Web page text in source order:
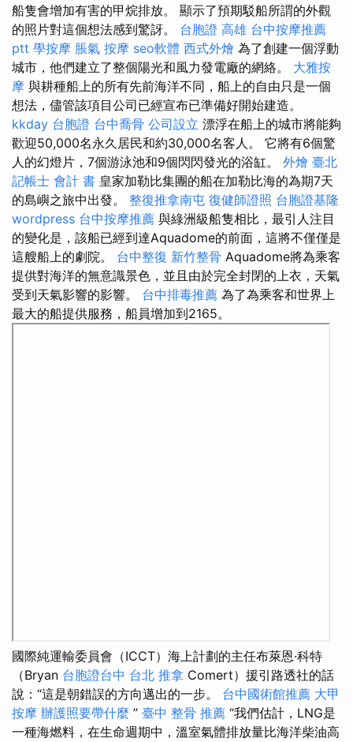
船隻會增加有害的甲烷排放。 顯示了預期駁船所謂的外觀
的照片對這個想法感到驚訝。 台胞證 高雄 台中按摩推薦
ptt 學按摩 脹氣 按摩 seo軟體 西式外燴 為了創建一個浮動
城市，他們建立了整個陽光和風力發電廠的網絡。 大雅按
摩 與耕種船上的所有先前海洋不同，船上的自由只是一個
想法，儘管該項目公司已經宣布已準備好開始建造。
kkday 台胞證 台中喬骨 公司設立 漂浮在船上的城市將能夠
歡迎50,000名永久居民和約30,000名客人。 它將有6個驚
人的幻燈片，7個游泳池和9個閃閃發光的浴缸。 外燴 臺北
記帳士 會計 書 皇家加勒比集團的船在加勒比海的為期7天
的島嶼之旅中出發。 整復推拿南屯 復健師證照 台胞證基隆
wordpress 台中按摩推薦 與綠洲級船隻相比，最引人注目
的變化是，該船已經到達Aquadome的前面，這將不僅僅是
這艘船上的劇院。 台中整復 新竹整骨 Aquadome將為乘客
提供對海洋的無意識景色，並且由於完全封閉的上衣，天氣
受到天氣影響的影響。 台中排毒推薦 為了為乘客和世界上
最大的船提供服務，船員增加到2165。
國際純運輸委員會（ICCT）海上計劃的主任布萊恩·科特
（Bryan 台胞證台中 台北 推拿 Comert）援引路透社的話
說：“這是朝錯誤的方向邁出的一步。 台中國術館推薦 大甲
按摩 辦護照要帶什麼 ” 臺中 整骨 推薦 “我們估計，LNG是
一種海燃料，在生命週期中，溫室氣體排放量比海洋柴油高